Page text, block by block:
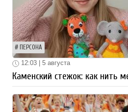
ПЕРСОНА
12:03 | 5 августа
Каменский стежок: как нить